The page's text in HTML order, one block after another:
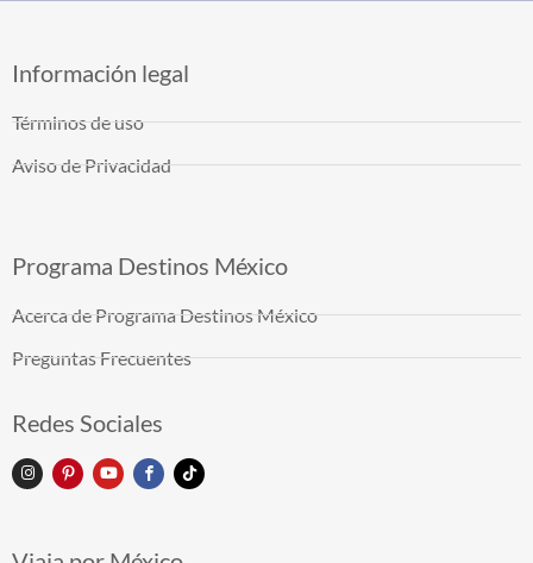
Información legal
Términos de uso
Aviso de Privacidad
Programa Destinos México
Acerca de Programa Destinos México
Preguntas Frecuentes
Redes Sociales